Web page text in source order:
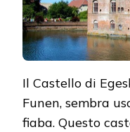
Il Castello di
Funen, sembra
fiaba. Questo